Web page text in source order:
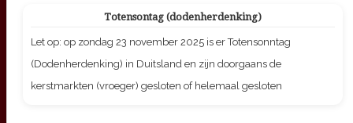
Totensontag (dodenherdenking)
Let op: op zondag 23 november 2025 is er Totensonntag
(Dodenherdenking) in Duitsland en zijn doorgaans de
kerstmarkten (vroeger) gesloten of helemaal gesloten